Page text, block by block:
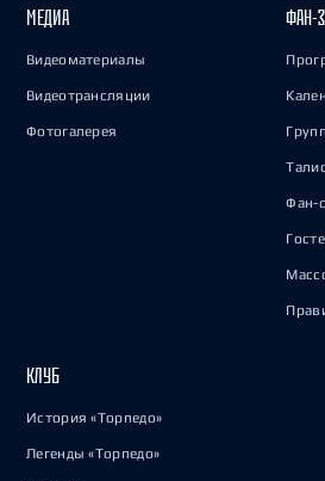
МЕДИА
Видеоматериалы
Видеотрансляции
Фотогалерея
ФАН-
Фан-
КЛУБ
История «Торпедо»
Легенды «Торпедо»